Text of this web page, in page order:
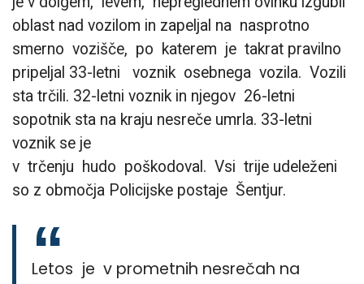
oblast nad vozilom in zapeljal na nasprotno
smerno vozišče, po katerem je takrat pravilno
pripeljal 33-letni voznik osebnega vozila. Vozili
sta trčili. 32-letni voznik in njegov 26-letni
sopotnik sta na kraju nesreče umrla. 33-letni
voznik se je
v trčenju hudo poškodoval. Vsi trije udeleženi
so z območja Policijske postaje Šentjur.
Letos je v prometnih nesrečah na